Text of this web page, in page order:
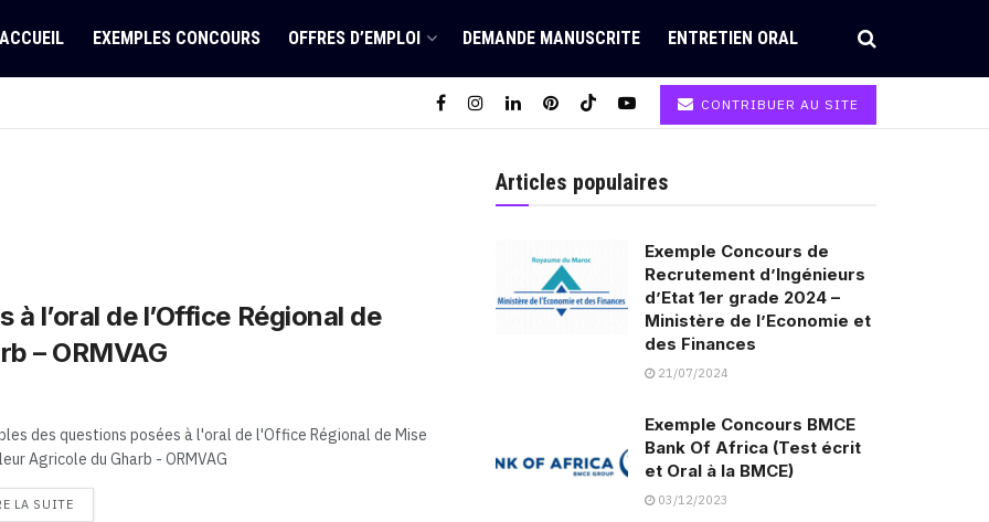
ACCUEIL EXEMPLES CONCOURS OFFRES D’EMPLOI DEMANDE MANUSCRITE ENTRETIEN ORAL
CONTRIBUER AU SITE
l’oral de l’Office Régional de
– ORMVAG
des questions posées à l'oral de l'Office Régional de Mise
Agricole du Gharb - ORMVAG
LA SUITE
Articles populaires
Exemple Concours de
Recrutement d’Ingénieurs
d’Etat 1er grade 2024 –
Ministère de l’Economie et
des Finances
21/07/2024
Exemple Concours BMCE
Bank Of Africa (Test écrit
et Oral à la BMCE)
03/12/2023